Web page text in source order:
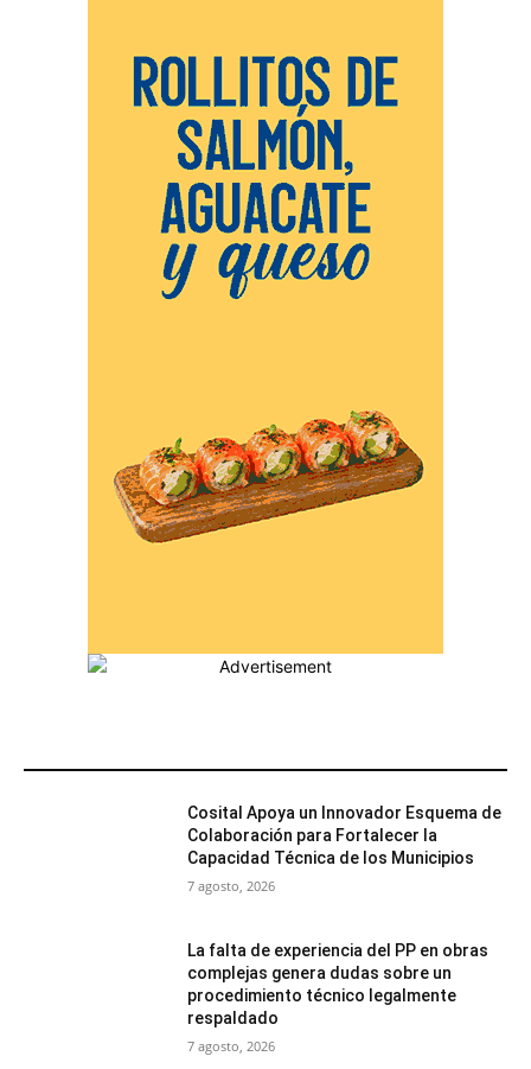
Cosital Apoya un Innovador Esquema de
Colaboración para Fortalecer la
Capacidad Técnica de los Municipios
7 agosto, 2026
La falta de experiencia del PP en obras
complejas genera dudas sobre un
procedimiento técnico legalmente
respaldado
7 agosto, 2026